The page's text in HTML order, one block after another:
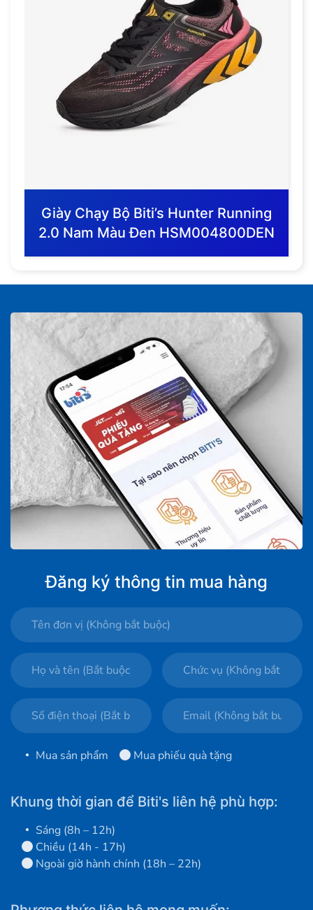
Giày Chạy Bộ Biti’s Hunter Running
2.0 Nam Màu Đen HSM004800DEN
Đăng ký thông tin mua hàng
Mua sản phẩm Mua phiếu quà tặng
Khung thời gian để Biti's liên hệ phù hợp:
Sáng (8h – 12h)
Chiều (14h - 17h)
Ngoài giờ hành chính (18h – 22h)